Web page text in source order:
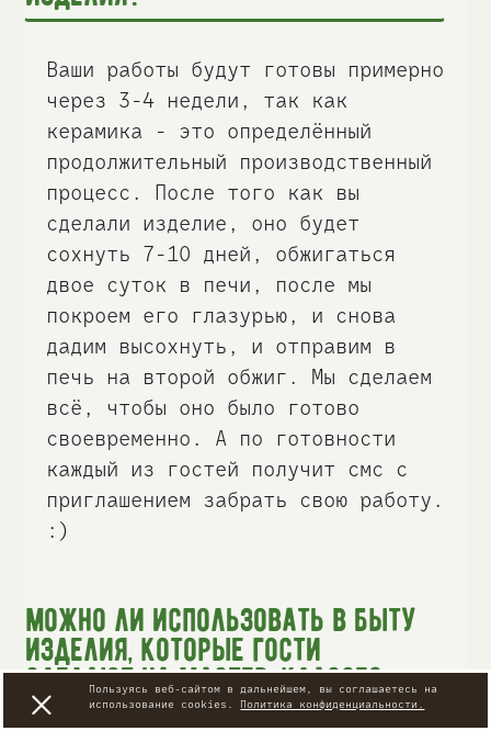
Ваши работы будут готовы примерно
через 3-4 недели, так как
керамика - это определённый
продолжительный производственный
процесс. После того как вы
сделали изделие, оно будет
сохнуть 7-10 дней, обжигаться
двое суток в печи, после мы
покроем его глазурью, и снова
дадим высохнуть, и отправим в
печь на второй обжиг. Мы сделаем
всё, чтобы оно было готово
своевременно. А по готовности
каждый из гостей получит смс с
приглашением забрать свою работу.
:)
Можно ли использовать в быту
изделия, которые гости
сделают на мастер-классе?
Пользуясь веб-сайтом в дальнейшем, вы соглашаетесь на
использование cookies. Политика конфиденциальности.